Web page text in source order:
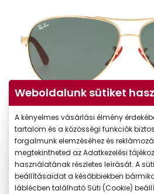
-30%
Weboldalunk sütiket
A kényelmes vásárlási élmény
tartalom és a közösségi funkciók
forgalmunk elemzéséhez és
megtekintheted az Adatkezelési
használatának részletes leírását. A
beállításaidat a későbbiekben
láblécben található Süti (Cookie)